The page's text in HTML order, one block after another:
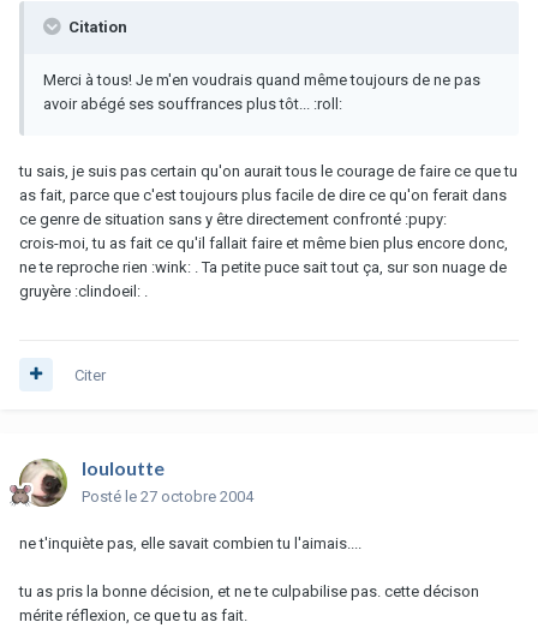
Citation
Merci à tous! Je m'en voudrais quand même toujours de ne pas
avoir abégé ses souffrances plus tôt... :roll:
tu sais, je suis pas certain qu'on aurait tous le courage de faire ce que tu
as fait, parce que c'est toujours plus facile de dire ce qu'on ferait dans
ce genre de situation sans y être directement confronté :pupy:
crois-moi, tu as fait ce qu'il fallait faire et même bien plus encore donc,
ne te reproche rien :wink: . Ta petite puce sait tout ça, sur son nuage de
gruyère :clindoeil: .
Citer
louloutte
Posté le 27 octobre 2004
ne t'inquiète pas, elle savait combien tu l'aimais....
tu as pris la bonne décision, et ne te culpabilise pas. cette décison
mérite réflexion, ce que tu as fait.